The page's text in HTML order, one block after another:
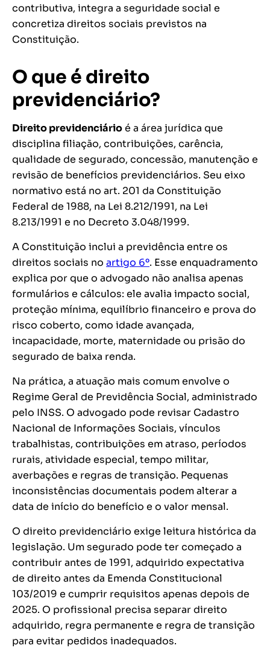
contributiva, integra a seguridade social e
concretiza direitos sociais previstos na
Constituição.
O que é direito
previdenciário?
Direito previdenciárioé a área jurídica que
disciplina filiação, contribuições, carência,
qualidade de segurado, concessão, manutenção e
revisão de benefícios previdenciários. Seu eixo
normativo está no art. 201 da Constituição
Federal de 1988, na Lei 8.212/1991, na Lei
8.213/1991 e no Decreto 3.048/1999.
A Constituição inclui a previdência entre os
direitos sociais no artigo 6º. Esse enquadramento
explica por que o advogado não analisa apenas
formulários e cálculos: ele avalia impacto social,
proteção mínima, equilíbrio financeiro e prova do
risco coberto, como idade avançada,
incapacidade, morte, maternidade ou prisão do
segurado de baixa renda.
Na prática, a atuação mais comum envolve o
Regime Geral de Previdência Social, administrado
pelo INSS. O advogado pode revisar Cadastro
Nacional de Informações Sociais, vínculos
trabalhistas, contribuições em atraso, períodos
rurais, atividade especial, tempo militar,
averbações e regras de transição. Pequenas
inconsistências documentais podem alterar a
data de início do benefício e o valor mensal.
O direito previdenciário exige leitura histórica da
legislação. Um segurado pode ter começado a
contribuir antes de 1991, adquirido expectativa
de direito antes da Emenda Constitucional
103/2019 e cumprir requisitos apenas depois de
2025. O profissional precisa separar direito
adquirido, regra permanente e regra de transição
para evitar pedidos inadequados.